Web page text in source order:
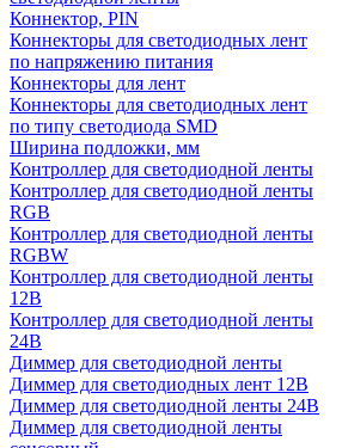
Коннектор, PIN
Коннекторы для светодиодных лент
по напряжению питания
Коннекторы для лент
Коннекторы для светодиодных лент
по типу светодиода SMD
Ширина подложки, мм
Контроллер для светодиодной ленты
Контроллер для светодиодной ленты
RGB
Контроллер для светодиодной ленты
RGBW
Контроллер для светодиодной ленты
12В
Контроллер для светодиодной ленты
24В
Диммер для светодиодной ленты
Диммер для светодиодных лент 12В
Диммер для светодиодной ленты 24В
Диммер для светодиодной ленты